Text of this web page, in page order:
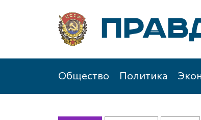
Общество Политика